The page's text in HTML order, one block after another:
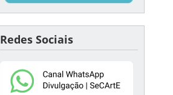
Redes Sociais